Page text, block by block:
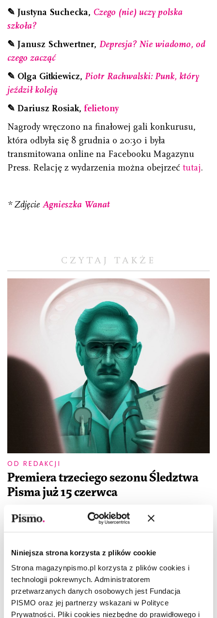
Niniejsza strona korzysta z plików cookie
Strona magazynpismo.pl korzysta z plików cookies i
technologii pokrewnych. Administratorem
przetwarzanych danych osobowych jest Fundacja
PISMO oraz jej partnerzy wskazani w Polityce
Prywatności. Pliki cookies niezbędne do prawidłowego i
✎ Justyna Suchecka, Czego (nie) uczy polska
szkoła?
✎ Janusz Schwertner, Depresja? Nie wiadomo, od
czego zacząć
✎ Olga Gitkiewicz, Piotr Rachwalski: Punk, który
jeździł koleją
✎ Dariusz Rosiak, felietony
Nagrody wręczono na finałowej gali konkurusu,
która odbyła się 8 grudnia o 20:30 i była
transmitowana online na Facebooku Magazynu
Press. Relację z wydarzenia można obejrzeć tutaj.
* Zdjęcie Agnieszka Wanat
CZYTAJ TAKŻE
OD REDAKCJI
Premiera trzeciego sezonu Śledztwa
Pisma już 15 czerwca
REDAKCJA